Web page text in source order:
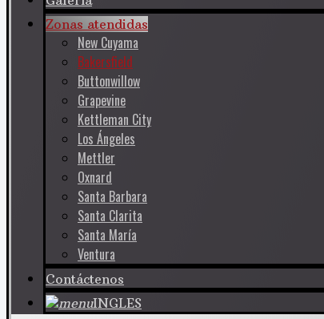
Zonas atendidas
New Cuyama
Bakersfield
Buttonwillow
Grapevine
Kettleman City
Los Ángeles
Mettler
Oxnard
Santa Barbara
Santa Clarita
Santa María
Ventura
Contáctenos
INGLES